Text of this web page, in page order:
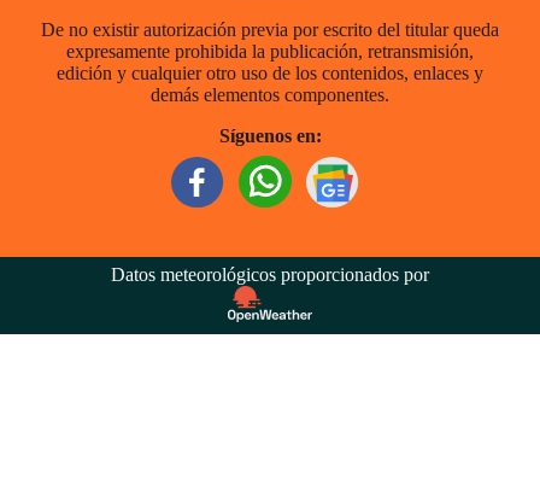
De no existir autorización previa por escrito del titular queda
expresamente prohibida la publicación, retransmisión,
edición y cualquier otro uso de los contenidos, enlaces y
demás elementos componentes.
Síguenos en:
Datos meteorológicos proporcionados por